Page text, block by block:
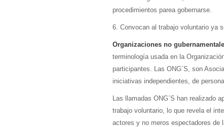
procedimientos parea gobernarse.
6. Convocan al trabajo voluntario ya
Organizaciones no
terminología usada en la
participantes. Las ONG´S, son
iniciativas independientes, de
Las llamadas ONG´S han realizado
trabajo voluntario, lo que revela el
actores y no meros espectadores de